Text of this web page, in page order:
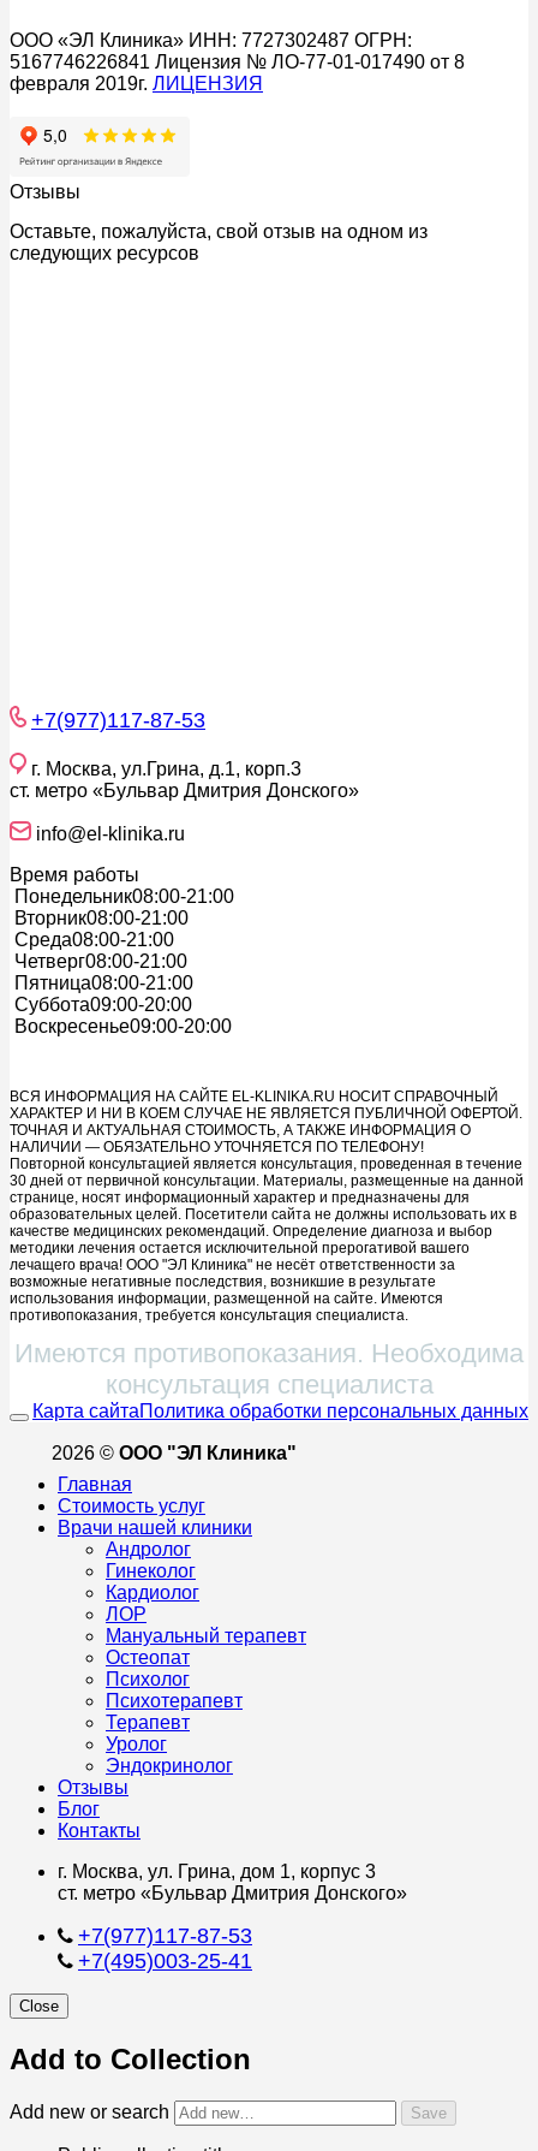
ООО «ЭЛ Клиника» ИНН: 7727302487 ОГРН:
5167746226841 Лицензия № ЛО-77-01-017490 от 8
февраля 2019г. ЛИЦЕНЗИЯ
Отзывы
Оставьте, пожалуйста, свой отзыв на одном из
следующих ресурсов
+7(977)117-87-53
г. Москва, ул.Грина, д.1, корп.3
ст. метро «Бульвар Дмитрия Донского»
info@el-klinika.ru
Время работы
Понедельник08:00-21:00
Вторник08:00-21:00
Среда08:00-21:00
Четверг08:00-21:00
Пятница08:00-21:00
Суббота09:00-20:00
Воскресенье09:00-20:00
ВСЯ ИНФОРМАЦИЯ НА САЙТЕ EL-KLINIKA.RU НОСИТ СПРАВОЧНЫЙ
ХАРАКТЕР И НИ В КОЕМ СЛУЧАЕ НЕ ЯВЛЯЕТСЯ ПУБЛИЧНОЙ ОФЕРТОЙ.
ТОЧНАЯ И АКТУАЛЬНАЯ СТОИМОСТЬ, А ТАКЖЕ ИНФОРМАЦИЯ О
НАЛИЧИИ — ОБЯЗАТЕЛЬНО УТОЧНЯЕТСЯ ПО ТЕЛЕФОНУ!
Повторной консультацией является консультация, проведенная в течение
30 дней от первичной консультации. Материалы, размещенные на данной
странице, носят информационный характер и предназначены для
образовательных целей. Посетители сайта не должны использовать их в
качестве медицинских рекомендаций. Определение диагноза и выбор
методики лечения остается исключительной прерогативой вашего
лечащего врача! ООО "ЭЛ Клиника" не несёт ответственности за
возможные негативные последствия, возникшие в результате
использования информации, размещенной на сайте. Имеются
противопоказания, требуется консультация специалиста.
Имеются противопоказания. Необходима
консультация специалиста
Карта сайтаПолитика обработки персональных данных
2026 © ООО "ЭЛ Клиника"
Главная
Стоимость услуг
Врачи нашей клиники
Андролог
Гинеколог
Кардиолог
ЛОР
Мануальный терапевт
Остеопат
Психолог
Психотерапевт
Терапевт
Уролог
Эндокринолог
Отзывы
Блог
Контакты
г. Москва, ул. Грина, дом 1, корпус 3
ст. метро «Бульвар Дмитрия Донского»
+7(977)117-87-53
+7(495)003-25-41
Close
Add to Collection
Add new or search